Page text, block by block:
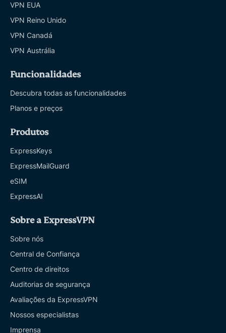
VPN EUA
VPN Reino Unido
VPN Canadá
VPN Austrália
Funcionalidades
Descubra todas as funcionalidades
Planos e preços
Produtos
ExpressKeys
ExpressMailGuard
eSIM
ExpressAI
Sobre a ExpressVPN
Sobre nós
Central de Confiança
Centro de direitos
Auditorias de segurança
Avaliações da ExpressVPN
Nossos especialistas
Imprensa